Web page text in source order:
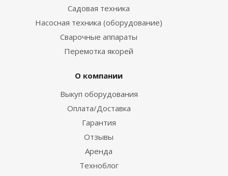
Садовая техника
Насосная техника (оборудование)
Сварочные аппараты
Перемотка якорей
О компании
Выкуп оборудования
Оплата/Доставка
Гарантия
Отзывы
Аренда
Техноблог